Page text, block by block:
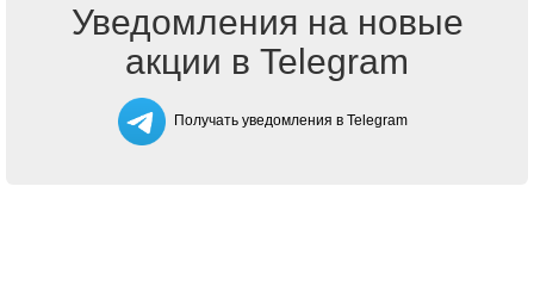
Уведомления на новые
акции в Telegram
Получать уведомления в Telegram